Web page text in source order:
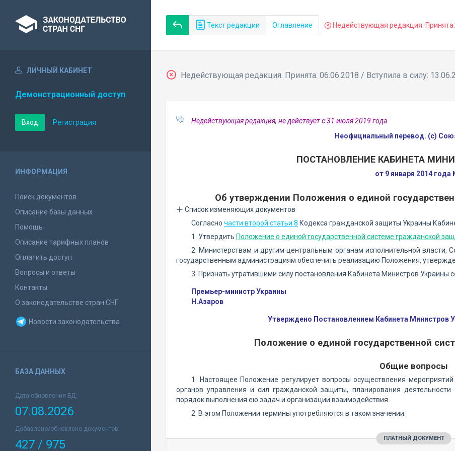
Текст редакции Оглавление Недействующая редакция.
ЛИЧНЫЙ КАБИНЕТ
Демонстрационный доступ
Вход Регистрация
ИНФОРМАЦИЯ
Поиск документов
Описание базы данных
Помощь
Описание тарифных планов
Оплатить доступ
Вопросы и ответы
Контакты
О законодательстве стран СНГ
Новости законодательства
БАЗА ДАННЫХ
Дата обновления БД:
07.08.2026
Добавлено/обновлено документов:
427 / 975
Недействующая редакция. Принята: 06.06.2018 / Вступила в силу:
Недействующая редакция, не действует с 31 июля 2019 года
Неофициальный перевод. (с)
ПОСТАНОВЛЕНИЕ КАБИНЕТА
от 9 января 2014 года
Об утверждении Положения о единой
Список изменяющих документов
Согласно части второй статьи 8 Кодекса гражданской защиты Украины
1. Утвердить Положение о единой государственной системе гражданской
2. Министерствам и другим центральным органам исполнительной
государственным администрациям обеспечить реализацию Положения,
3. Признать утратившими силу постановления Кабинета Министров Украины
Премьер-министр Украины
Н.Азаров
Утверждено Постановлением Кабинета Министров
Положение о единой государственной
Общие вопросы
1. Настоящее Положение регулирует вопросы осуществления
органов управления и сил гражданской защиты, планирования
порядок выполнения ею задач и организации взаимодействия.
2. В этом Положении термины употребляются в таком значении:
ПЛАТНЫЙ ДОКУМЕНТ